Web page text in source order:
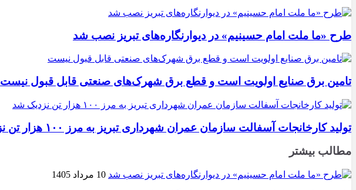
طرح «ما ملت امام حسینیم» در دیوارنگاره‌های تبریز نصب شد
تامین برق صنایع اولویت است و قطع برق شهرک‌های صنعتی قابل قبول نیست
تولید کارخانجات آسفالت سازمان عمران شهرداری تبریز به مرز ۱۰۰ هزار تن نزدیک شد
مطالب بیشتر
10 مرداد 1405